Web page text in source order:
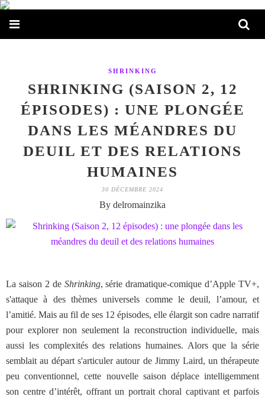
SHRINKING
SHRINKING (SAISON 2, 12
ÉPISODES) : UNE PLONGÉE
DANS LES MÉANDRES DU
DEUIL ET DES RELATIONS
HUMAINES
30 DÉCEMBRE 2024
By delromainzika
La saison 2 de Shrinking, série dramatique-comique d’Apple TV+,
s'attaque à des thèmes universels comme le deuil, l’amour, et
l’amitié. Mais au fil de ses 12 épisodes, elle élargit son cadre narratif
pour explorer non seulement la reconstruction individuelle, mais
aussi les complexités des relations humaines. Alors que la série
semblait au départ s'articuler autour de Jimmy Laird, un thérapeute
peu conventionnel, cette nouvelle saison déplace intelligemment
son centre d’intérêt, offrant un portrait choral captivant et parfois